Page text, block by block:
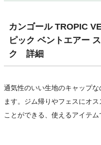
カンゴール TROPIC
ピック ベントエアー
ク 詳細
通気性のいい生地のキャップ
ます。ジム帰りやフェスにオ
ことができる、使えるアイテム